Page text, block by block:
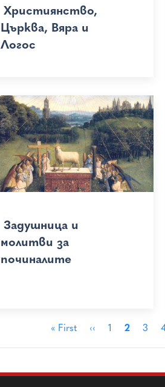
Християнство,
Църква, Вяра и
Логос
Задушница и
молитви за
починалите
First
« First
Previous
‹‹ Страница
1 2 3